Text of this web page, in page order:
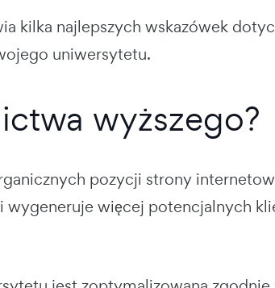
kilka najlepszych wskazówek
uniwersytetu.
wyższego?
pozycji strony
wygeneruje więcej potencjalnych